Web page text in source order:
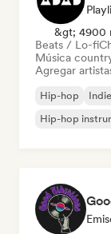
&gt; 4900
Beats / Lo-fi
Música
Agregar
Hip-hop
Hip-hop